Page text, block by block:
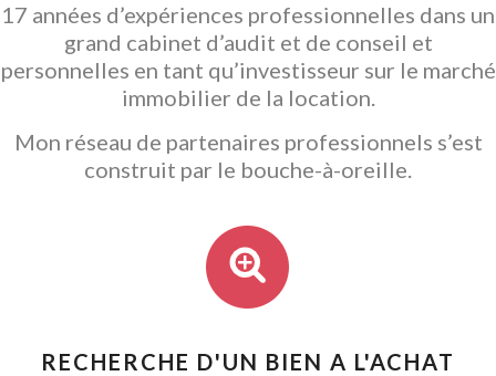
17 années d’expériences professionnelles dans un
grand cabinet d’audit et de conseil et
personnelles en tant qu’investisseur sur le marché
immobilier de la location.
Mon réseau de partenaires professionnels s’est
construit par le bouche-à-oreille.
RECHERCHE D'UN BIEN A L'ACHAT